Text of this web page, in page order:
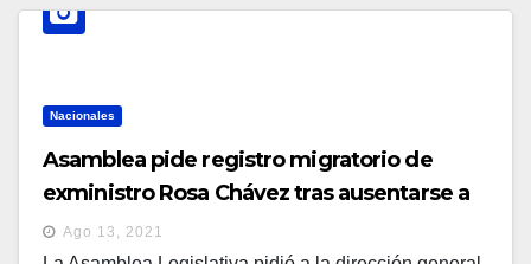
Nacionales
Asamblea pide registro migratorio de
exministro Rosa Chávez tras ausentarse a
citatorio por investigación de sobresueldos
Ago 13, 2021